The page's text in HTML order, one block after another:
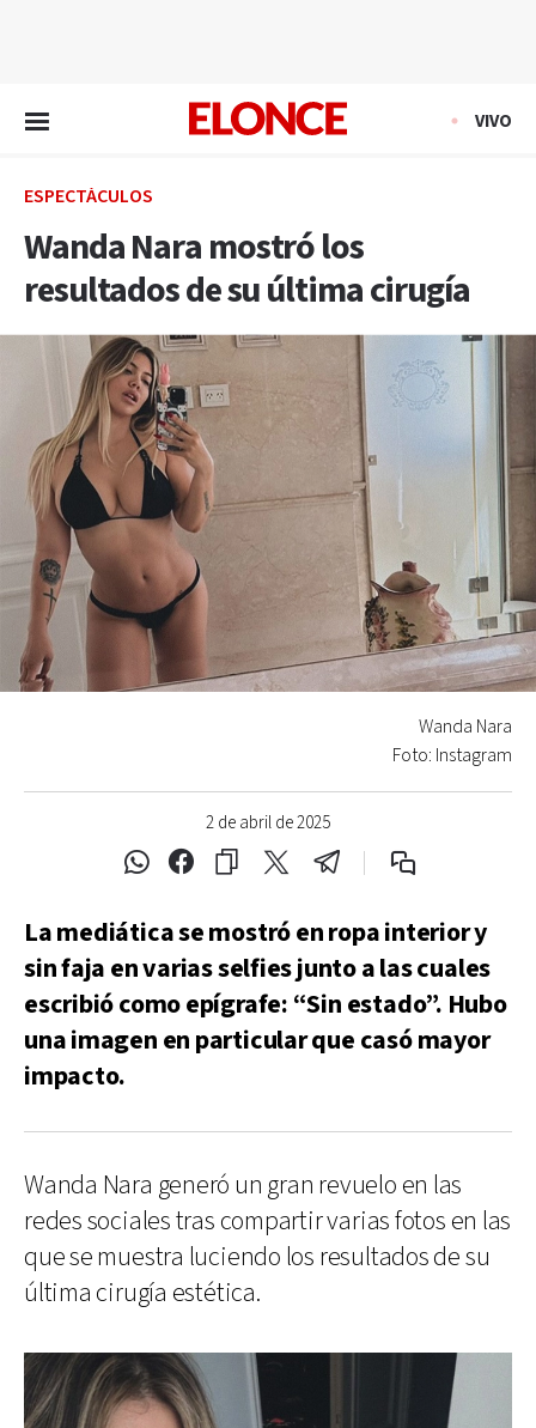
VIVO
ESPECTÁCULOS
Wanda Nara mostró los
resultados de su última cirugía
2 de abril de 2025
Wanda Nara
Foto: Instagram
La mediática se mostró en ropa interior y
sin faja en varias selfies junto a las cuales
escribió como epígrafe: “Sin estado”. Hubo
una imagen en particular que casó mayor
impacto.
Wanda Nara generó un gran revuelo en las
redes sociales tras compartir varias fotos en las
que se muestra luciendo los resultados de su
última cirugía estética.